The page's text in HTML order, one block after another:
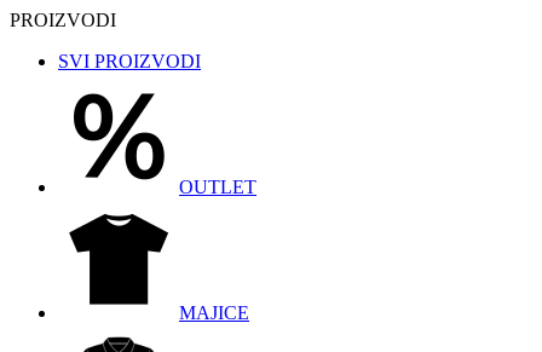
PROIZVODI
SVI PROIZVODI
OUTLET
MAJICE